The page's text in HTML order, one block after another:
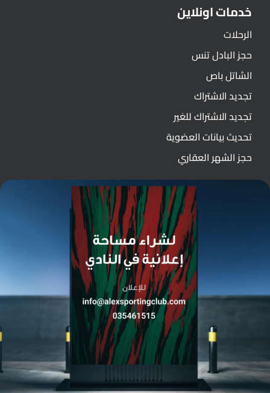
خدمات اونلاين
الرحلات
حجز البادل تنس
الشاتل باص
تجديد الاشتراك
تجديد الاشتراك للغير
تحديث بيانات العضوية
حجز الشهر العقاري